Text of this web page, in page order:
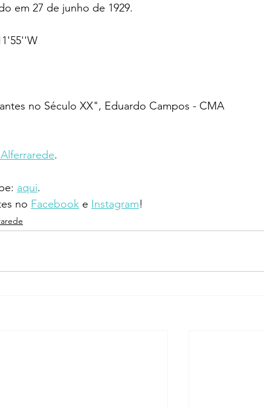
em 27 de junho de 1929.
no Século XX", Eduardo Campos - CMA
.
aqui.
no Facebook e Instagram!